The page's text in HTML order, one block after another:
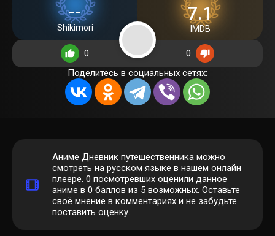
--
Shikimori
7.1
IMDB
0
0
Поделитесь в социальных сетях:
Аниме Дневник путешественника можно
смотреть на русском языке в нашем онлайн
плеере. 0 посмотревших оценили данное
аниме в 0 баллов из 5 возможных. Оставьте
своё мнение в комментариях и не забудьте
поставить оценку.